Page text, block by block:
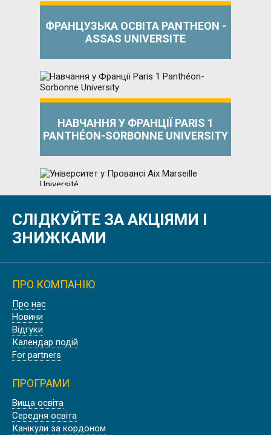
ФРАНЦУЗЬКА ОСВІТА PANTHEON -
ASSAS UNIVERSITE
НАВЧАННЯ У ФРАНЦІЇ PARIS 1
PANTHÉON-SORBONNE UNIVERSITY
УНІВЕРСИТЕТ У ПРОВАНСІ AIX
MARSEILLE UNIVERSITÉ
WASHINGTON STATE UNIVERSITY |
СЛІДКУЙТЕ ЗА АКЦІЯМИ І
ЗНИЖКАМИ
ПРО КОМПАНІЮ
Про нас
Новини
Відгуки
Календар подій
For partners
ПРОГРАМИ
Вища освіта
Середня освіта
Канікули за кордоном